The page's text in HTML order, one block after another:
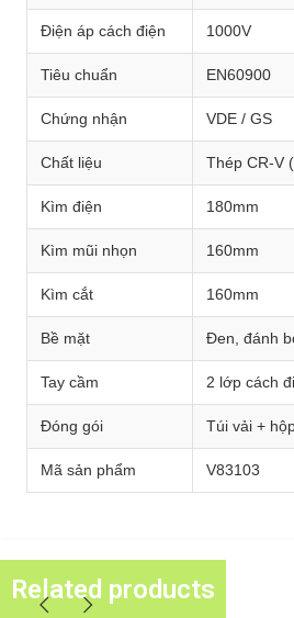
Điện áp cách điện 1000V
Tiêu chuẩn EN60900
Chứng nhận VDE / GS
Chất liệu Thép CR-V
Kìm điện 180mm
Kìm mũi nhọn 160mm
Kìm cắt 160mm
Bề mặt Đen, đánh
Tay cầm 2 lớp cách
Đóng gói Túi vải +
Mã sản phẩm V83103
Related products